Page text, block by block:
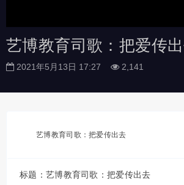
艺博教育司歌：把爱传
2021年5月13日 17:27 2,141
艺博教育司歌：把爱传出去
标题：艺博教育司歌：把爱传出去